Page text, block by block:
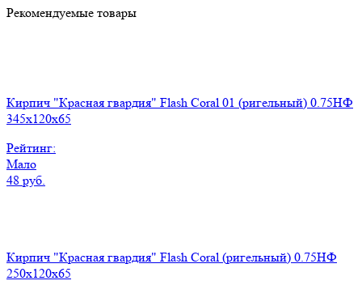
Рекомендуемые товары
Кирпич "Красная гвардия" Flash Coral 01 (ригельный) 0.75НФ
345x120x65
Рейтинг:
Мало
48 руб.
Кирпич "Красная гвардия" Flash Coral (ригельный) 0.75НФ
250x120x65